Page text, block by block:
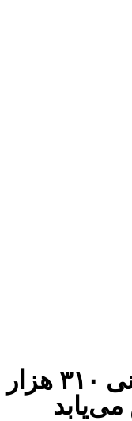
ظرفیت اکتشاف معدنی ۳۱۰ هزار